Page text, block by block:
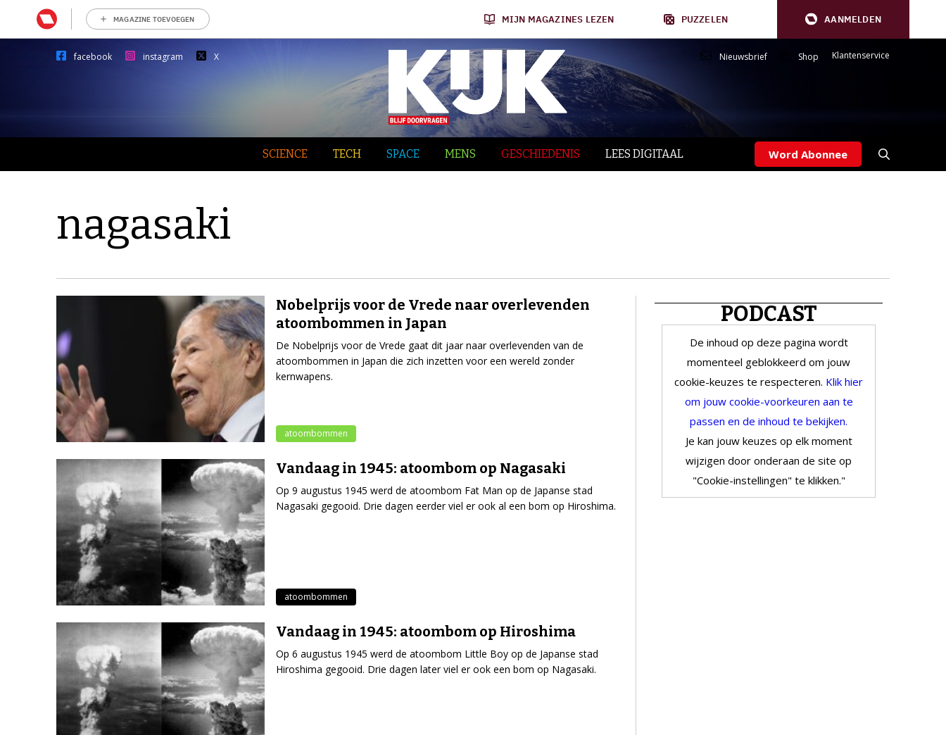
MAGAZINE TOEVOEGEN MIJN MAGAZINES LEZEN PUZZELEN AANMELDEN
facebook instagram X Nieuwsbrief Shop Klantenservice
SCIENCE TECH SPACE MENS GESCHIEDENIS LEES DIGITAAL Word Abonnee
nagasaki
Nobelprijs voor de Vrede naar overlevenden
atoombommen in Japan
De Nobelprijs voor de Vrede gaat dit jaar naar overlevenden van de
atoombommen in Japan die zich inzetten voor een wereld zonder
kernwapens.
atoombommen
Vandaag in 1945: atoombom op Nagasaki
Op 9 augustus 1945 werd de atoombom Fat Man op de Japanse stad
Nagasaki gegooid. Drie dagen eerder viel er ook al een bom op Hiroshima.
atoombommen
Vandaag in 1945: atoombom op Hiroshima
Op 6 augustus 1945 werd de atoombom Little Boy op de Japanse stad
Hiroshima gegooid. Drie dagen later viel er ook een bom op Nagasaki.
PODCAST
De inhoud op deze pagina wordt
momenteel geblokkeerd om jouw
cookie-keuzes te respecteren. Klik hier
om jouw cookie-voorkeuren aan te
passen en de inhoud te bekijken.
Je kan jouw keuzes op elk moment
wijzigen door onderaan de site op
"Cookie-instellingen" te klikken."